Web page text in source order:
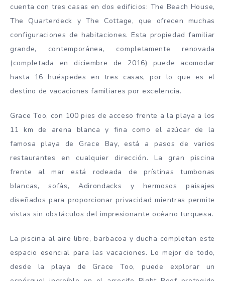
cuenta con tres casas en dos edificios: The Beach House,
The Quarterdeck y The Cottage, que ofrecen muchas
configuraciones de habitaciones. Esta propiedad familiar
grande, contemporánea, completamente renovada
(completada en diciembre de 2016) puede acomodar
hasta 16 huéspedes en tres casas, por lo que es el
destino de vacaciones familiares por excelencia.
Grace Too, con 100 pies de acceso frente a la playa a los
11 km de arena blanca y fina como el azúcar de la
famosa playa de Grace Bay, está a pasos de varios
restaurantes en cualquier dirección. La gran piscina
frente al mar está rodeada de prístinas tumbonas
blancas, sofás, Adirondacks y hermosos paisajes
diseñados para proporcionar privacidad mientras permite
vistas sin obstáculos del impresionante océano turquesa.
La piscina al aire libre, barbacoa y ducha completan este
espacio esencial para las vacaciones. Lo mejor de todo,
desde la playa de Grace Too, puede explorar un